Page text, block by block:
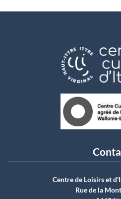
Centre de Loisirs et
Rue de la